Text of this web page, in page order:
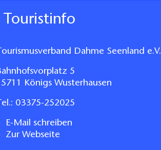
Angeln im Dahme-Seenland 2024
Touristinfo
Dahme Seenland e.V.
5
Königs Wusterhausen
03375-252025
E-Mail schreiben
Zur Webseite